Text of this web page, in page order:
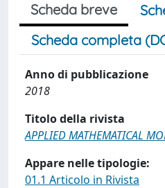
Scheda breve
Scheda completa
Anno di pubblicazione
2018
Titolo della rivista
APPLIED MATHEMATICAL
Appare nelle tipologie:
01.1 Articolo in Rivista